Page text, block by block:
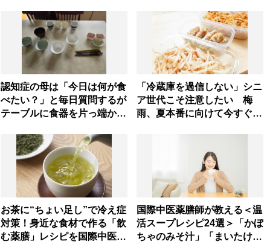
認知症の母は「今日は何が食
べたい？」と毎日質問するが
テーブルに食器を片っ端から
処法とものがない現在の台所
の意味
「冷蔵庫を過信しない」シニ
ア世代こそ注意したい 梅
雨、夏本番に向けて今すぐ見
お茶に“ちょい足し”で冷え症
対策！身近な食材で作る「飲
む薬膳」レシピを国際中医師
国際中医薬膳師が教える＜温
活スープレシピ24選＞「かぼ
ちゃのみそ汁」「まいたけサ